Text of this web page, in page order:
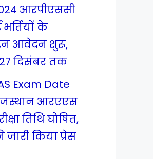
आरपीएससी
के
आवेदन शुरू,
दिसंबर तक
Exam Date
आरएएस
तिथि घोषित,
किया प्रेस